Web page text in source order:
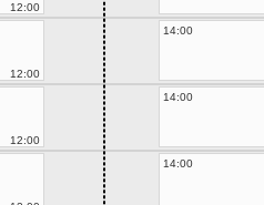
12:00
12:00
14:00
12:00
14:00
14:00